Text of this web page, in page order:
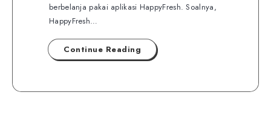
berbelanja pakai aplikasi HappyFresh. Soalnya,
HappyFresh…
Continue Reading